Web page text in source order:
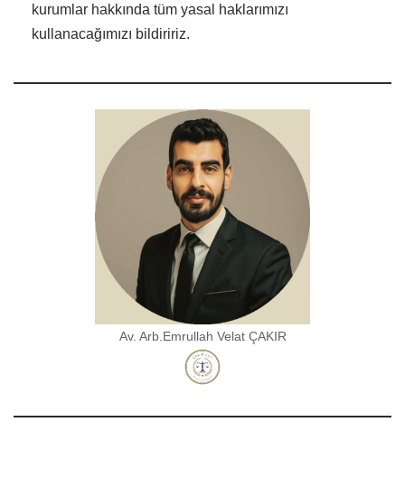
kurumlar hakkında tüm yasal haklarımızı
kullanacağımızı bildiririz.
Av. Arb.Emrullah Velat ÇAKIR